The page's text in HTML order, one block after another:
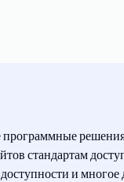
решения
стандартам
и